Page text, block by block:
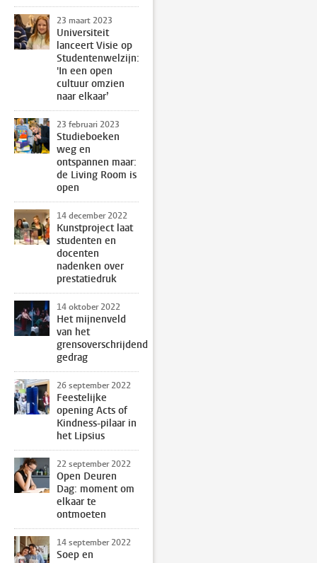
23 maart 2023
Universiteit
lanceert Visie op
Studentenwelzijn:
'In een open
cultuur omzien
naar elkaar’
23 februari 2023
Studieboeken
weg en
ontspannen maar:
de Living Room is
open
14 december 2022
Kunstproject laat
studenten en
docenten
nadenken over
prestatiedruk
14 oktober 2022
Het mijnenveld
van het
grensoverschrijdend
gedrag
26 september 2022
Feestelijke
opening Acts of
Kindness-pilaar in
het Lipsius
22 september 2022
Open Deuren
Dag: moment om
elkaar te
ontmoeten
14 september 2022
Soep en